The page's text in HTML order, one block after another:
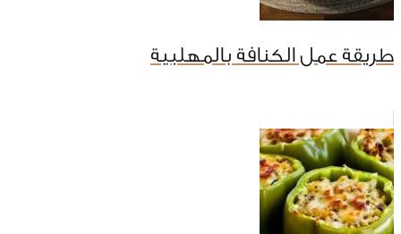
طريقة عمل الكنافة بالمهلبية